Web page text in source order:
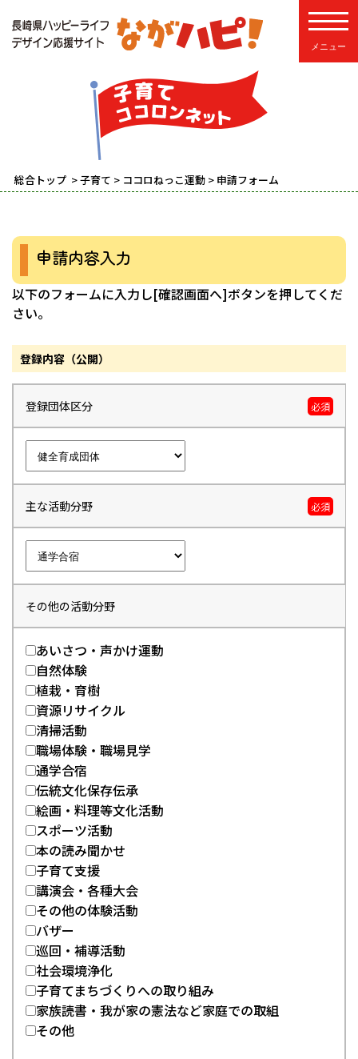
総合トップ >子育て > ココロねっこ運動 > 申請フォーム
申請内容入力
以下のフォームに入力し[確認画面へ]ボタンを押してくだ
さい。
登録内容（公開）
登録団体区分 必須
主な活動分野 必須
その他の活動分野
あいさつ・声かけ運動
自然体験
植栽・育樹
資源リサイクル
清掃活動
職場体験・職場見学
通学合宿
伝統文化保存伝承
絵画・料理等文化活動
スポーツ活動
本の読み聞かせ
子育て支援
講演会・各種大会
その他の体験活動
バザー
巡回・補導活動
社会環境浄化
子育てまちづくりへの取り組み
家族読書・我が家の憲法など家庭での取組
その他